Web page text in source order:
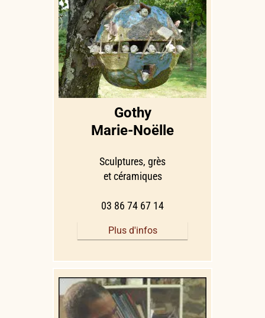
Gothy
Marie-Noëlle
Sculptures, grès
et céramiques
03 86 74 67 14
Plus d'infos